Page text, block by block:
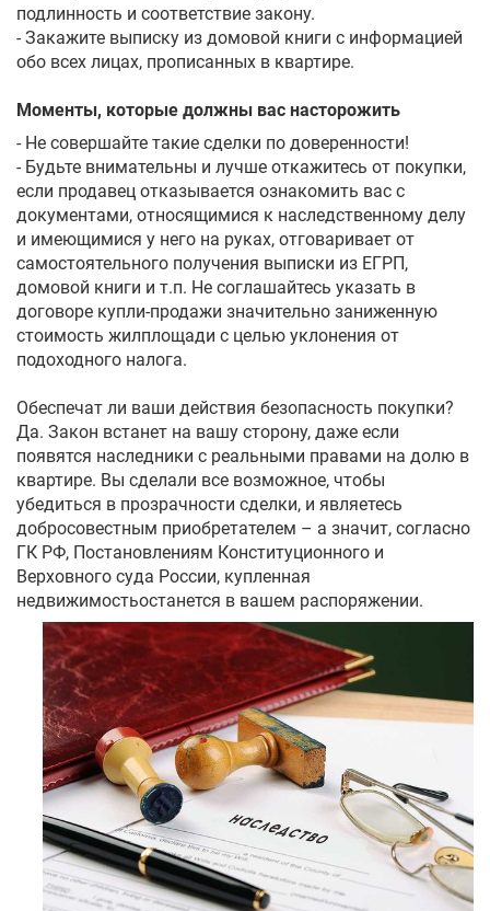
подлинность и соответствие закону.
- Закажите выписку из домовой книги с информацией
обо всех лицах, прописанных в квартире.
Моменты, которые должны вас насторожить
- Не совершайте такие сделки по доверенности!
- Будьте внимательны и лучше откажитесь от покупки,
если продавец отказывается ознакомить вас с
документами, относящимися к наследственному делу
и имеющимися у него на руках, отговаривает от
самостоятельного получения выписки из ЕГРП,
домовой книги и т.п. Не соглашайтесь указать в
договоре купли-продажи значительно заниженную
стоимость жилплощади с целью уклонения от
подоходного налога.
Обеспечат ли ваши действия безопасность покупки?
Да. Закон встанет на вашу сторону, даже если
появятся наследники с реальными правами на долю в
квартире. Вы сделали все возможное, чтобы
убедиться в прозрачности сделки, и являетесь
добросовестным приобретателем – а значит, согласно
ГК РФ, Постановлениям Конституционного и
Верховного суда России, купленная
недвижимостьостанется в вашем распоряжении.